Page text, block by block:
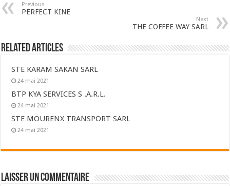
Previous
PERFECT KINE
Next
THE COFFEE WAY SARL
Related Articles
STE KARAM SAKAN SARL
24 mai 2021
BTP KYA SERVICES S .A.R.L.
24 mai 2021
STE MOURENX TRANSPORT SARL
24 mai 2021
Laisser un commentaire